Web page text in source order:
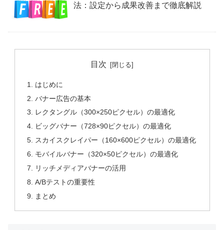
法：設定から成果改善まで徹底解説
目次
はじめに
バナー広告の基本
レクタングル（300×250ピクセル）の最適化
ビッグバナー（728×90ピクセル）の最適化
スカイスクレイパー（160×600ピクセル）の最適化
モバイルバナー（320×50ピクセル）の最適化
リッチメディアバナーの活用
A/Bテストの重要性
まとめ